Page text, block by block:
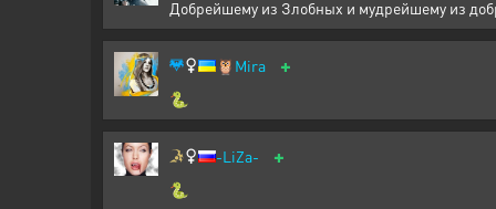
Добрейшему из Злобных и мудрейшему из
🦉 Mira +
🐍
-LiZa- +
🐍